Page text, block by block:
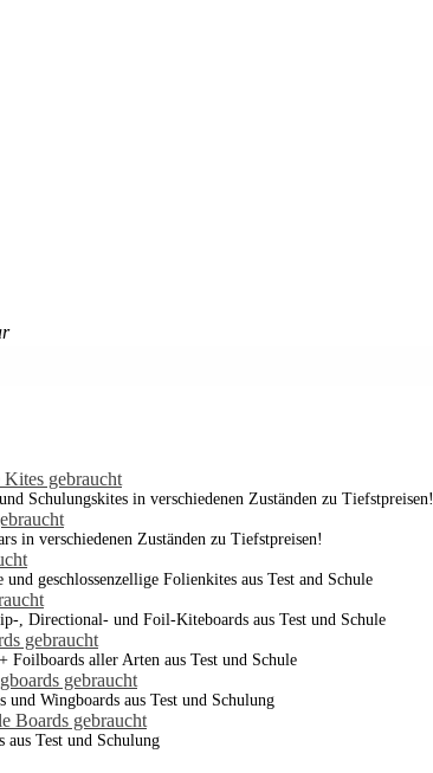
Kites gebraucht
Schulungskites in verschiedenen Zuständen zu Tiefstpreisen!
in verschiedenen Zuständen zu Tiefstpreisen!
und geschlossenzellige Folienkites aus Test and Schule
, Directional- und Foil-Kiteboards aus Test und Schule
gebraucht
Foilboards aller Arten aus Test und Schule
gebraucht
und Wingboards aus Test und Schulung
Boards gebraucht
aus Test und Schulung